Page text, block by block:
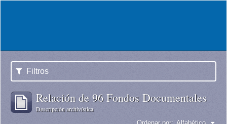
Filtros
Relación de 96 Fondos Documentales
Descripción archivística